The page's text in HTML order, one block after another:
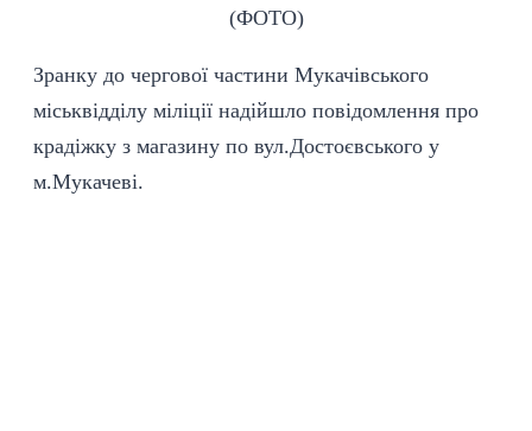
Зранку до чергової частини Мукачівського
міськвідділу міліції надійшло повідомлення про
крадіжку з магазину по вул.Достоєвського у
м.Мукачеві.